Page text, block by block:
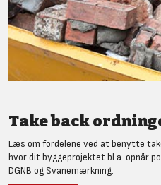
Take back
Læs om fordelene ved at benytte
hvor dit byggeprojektet bl.a. opnår
DGNB og Svanemærkning.